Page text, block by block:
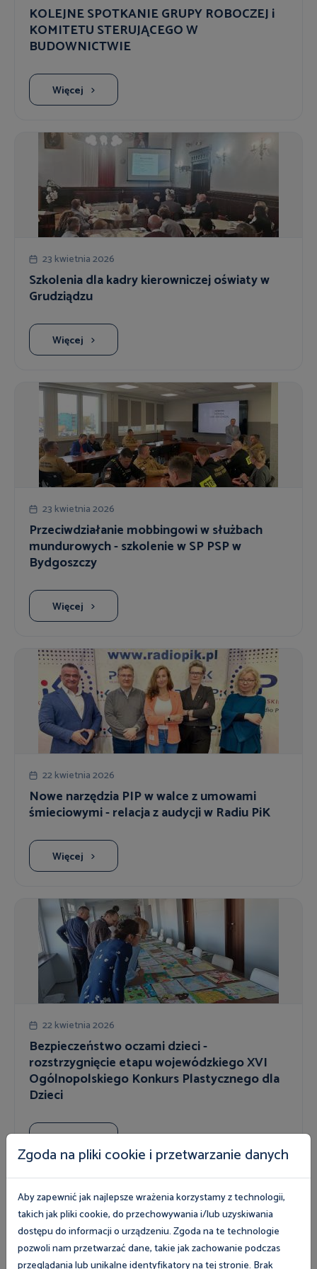
KOLEJNE SPOTKANIE GRUPY ROBOCZEJ i
KOMITETU STERUJĄCEGO W
BUDOWNICTWIE
Więcej
23 kwietnia 2026
Szkolenia dla kadry kierowniczej oświaty w
Grudziądzu
Więcej
23 kwietnia 2026
Przeciwdziałanie mobbingowi w służbach
mundurowych - szkolenie w SP PSP w
Bydgoszczy
Więcej
22 kwietnia 2026
Nowe narzędzia PIP w walce z umowami
śmieciowymi - relacja z audycji w Radiu PiK
Więcej
22 kwietnia 2026
Bezpieczeństwo oczami dzieci -
rozstrzygnięcie etapu wojewódzkiego XVI
Ogólnopolskiego Konkurs Plastycznego dla
Dzieci
Zgoda na pliki cookie i przetwarzanie danych
Aby zapewnić jak najlepsze wrażenia korzystamy z technologii,
takich jak pliki cookie, do przechowywania i/lub uzyskiwania
dostępu do informacji o urządzeniu. Zgoda na te technologie
pozwoli nam przetwarzać dane, takie jak zachowanie podczas